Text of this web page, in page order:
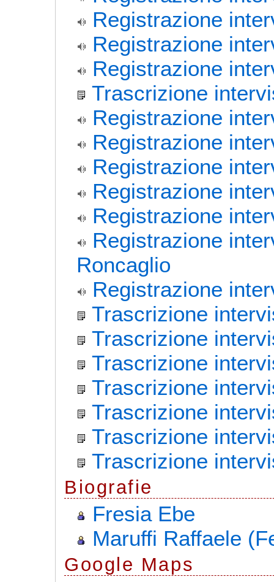
Registrazione
Registrazione
Registrazione
Trascrizione
Registrazione
Registrazione
Registrazione
Registrazione
Registrazione
Registrazione
Roncaglio
Registrazione
Trascrizione
Trascrizione
Trascrizione
Trascrizione
Trascrizione
Trascrizione
Trascrizione
Biografie
Fresia Ebe
Maruffi Raffaele
Goog e Maps